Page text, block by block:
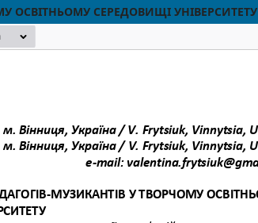
ОСВІТНЬОМУ СЕРЕДОВИЩІ УНІВЕРСИТЕТУ